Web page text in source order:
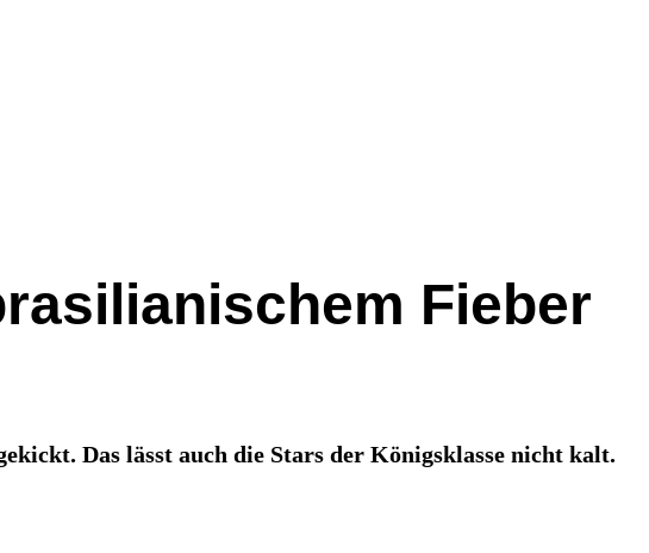
Fieber
Das lässt auch die Stars der Königsklasse nicht kalt.